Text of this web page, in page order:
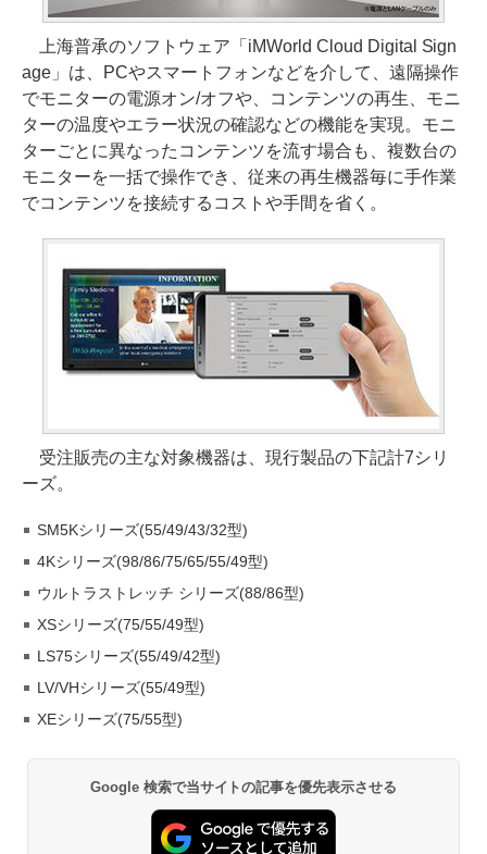
上海普承のソフトウェア「iMWorld Cloud Digital Sign
age」は、PCやスマートフォンなどを介して、遠隔操作
でモニターの電源オン/オフや、コンテンツの再生、モニ
ターの温度やエラー状況の確認などの機能を実現。モニ
ターごとに異なったコンテンツを流す場合も、複数台の
モニターを一括で操作でき、従来の再生機器毎に手作業
でコンテンツを接続するコストや手間を省く。
受注販売の主な対象機器は、現行製品の下記計7シリ
ーズ。
SM5Kシリーズ(55/49/43/32型)
4Kシリーズ(98/86/75/65/55/49型)
ウルトラストレッチ シリーズ(88/86型)
XSシリーズ(75/55/49型)
LS75シリーズ(55/49/42型)
LV/VHシリーズ(55/49型)
XEシリーズ(75/55型)
Google 検索で当サイトの記事を優先表示させる